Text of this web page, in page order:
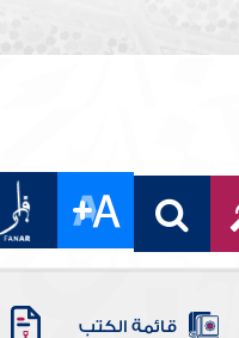
قائمة الكتب